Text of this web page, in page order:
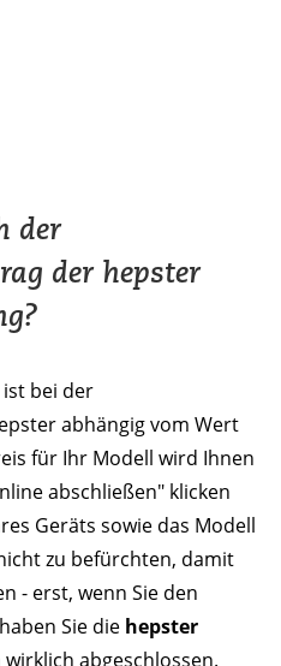
der
der hepster
bei der
abhängig vom Wert
für Ihr Modell wird Ihnen
abschließen" klicken
Geräts sowie das Modell
zu befürchten, damit
- erst, wenn Sie den
Sie die hepster
abgeschlossen.